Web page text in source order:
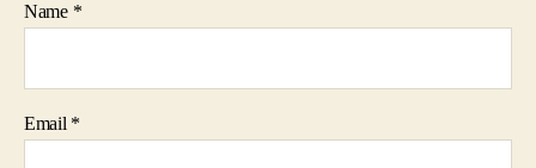
Name *
Email *